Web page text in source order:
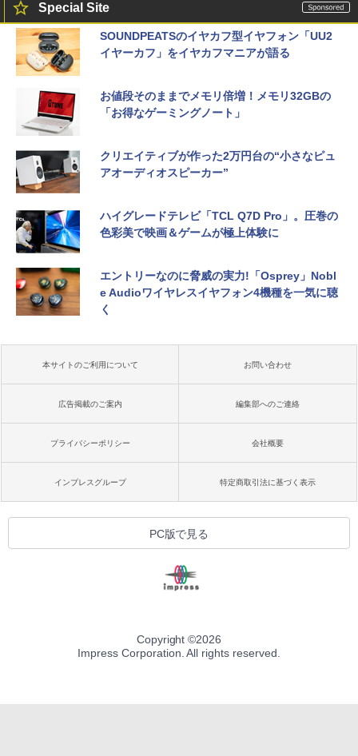
Special Site
SOUNDPEATSのイヤカフ型イヤフォン「UU2
イヤーカフ」をイヤカフマニアが語る
お値段そのままでメモリ倍増！メモリ32GBの
「お得なゲーミングノート」
クリエイティブが作った2万円台の“小さなピュ
アオーディオスピーカー”
ハイグレードテレビ「TCL Q7D Pro」。圧巻の
色彩美で映画＆ゲームが極上体験に
エントリーなのに脅威の実力!「Osprey」Nobl
e Audioワイヤレスイヤフォン4機種を一気に聴
く
本サイトのご利用について お問い合わせ
広告掲載のご案内 編集部へのご連絡
プライバシーポリシー 会社概要
インプレスグループ 特定商取引法に基づく表示
PC版で見る
Copyright ©2026
Impress Corporation. All rights reserved.